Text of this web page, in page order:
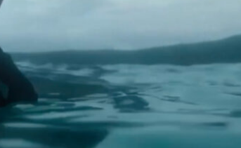
Voces y lecturas